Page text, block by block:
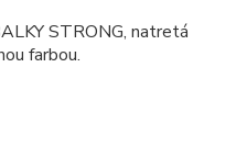
STRONG, natretá
farbou.